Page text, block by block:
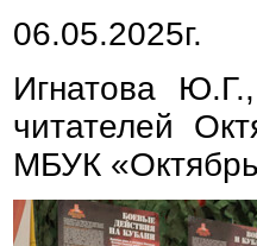
06.05.2025г.
Игнатова
читателей
МБУК